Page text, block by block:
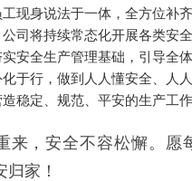
现身说法于一体，全方位补
司将持续常态化开展各类安
安全生产管理基础，引导全
于行，做到人人懂安全、人
稳定、规范、平安的生产工作
来，安全不容松懈。愿
家！